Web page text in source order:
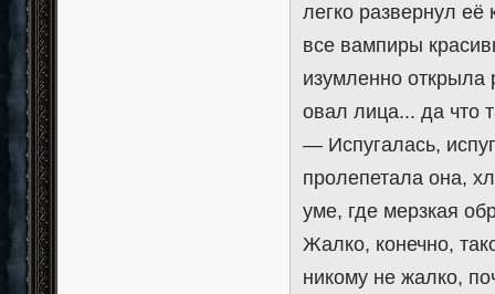
легко развернул её
все вампиры
изумленно открыла
овал лица... да что
— Испугалась,
пролепетала она,
уме, где мерзкая
Жалко, конечно,
никому не жалко,